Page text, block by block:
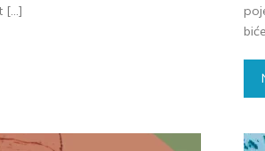
[…]